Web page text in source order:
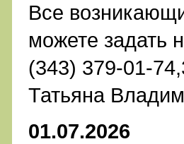
Все
можете задать
(343) 379-01-
Татьяна
01.07.2026